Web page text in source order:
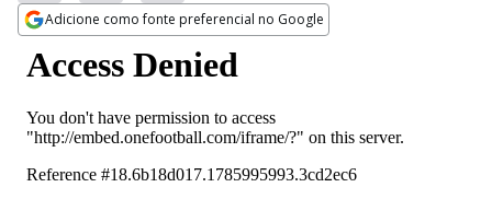
Adicione como fonte preferencial no Google
Opens in new window